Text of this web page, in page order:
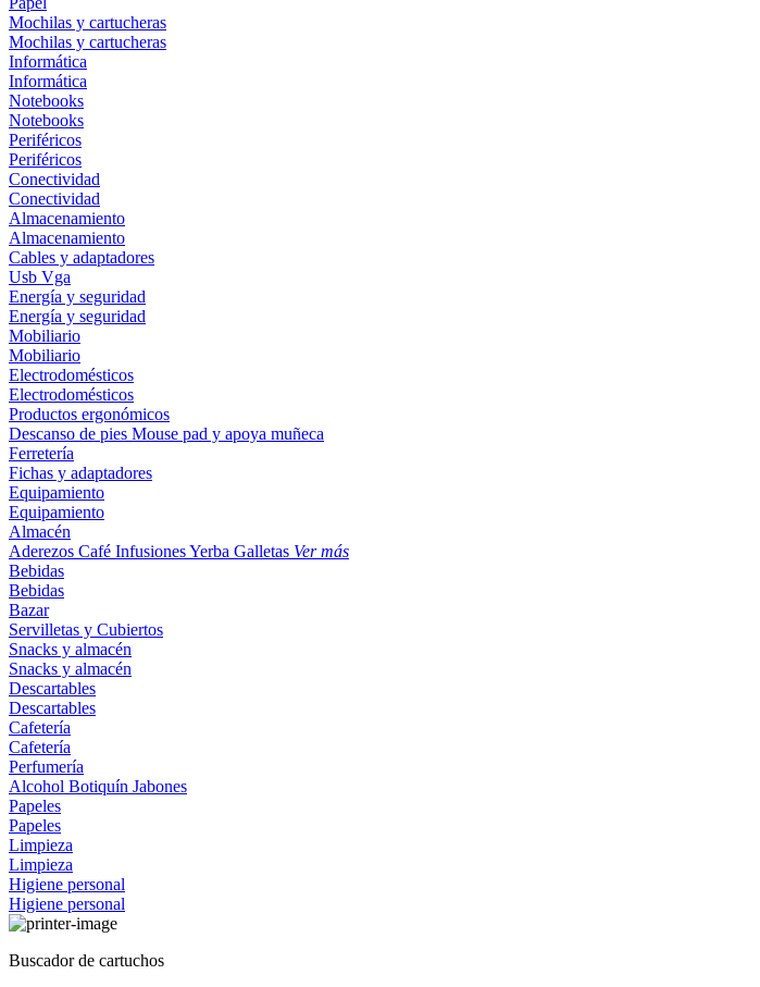
Mochilas y cartucheras
Mochilas y cartucheras
Informática
Informática
Notebooks
Notebooks
Periféricos
Periféricos
Conectividad
Conectividad
Almacenamiento
Almacenamiento
Cables y adaptadores
Usb Vga
Energía y seguridad
Energía y seguridad
Mobiliario
Mobiliario
Electrodomésticos
Electrodomésticos
Productos ergonómicos
Descanso de pies Mouse pad y apoya muñeca
Ferretería
Fichas y adaptadores
Equipamiento
Equipamiento
Almacén
Aderezos Café InfusionesYerba Galletas Ver más
Bebidas
Bebidas
Bazar
Servilletas y Cubiertos
Snacks y almacén
Snacks y almacén
Descartables
Descartables
Cafetería
Cafetería
Perfumería
Alcohol Botiquín Jabones
Papeles
Papeles
Limpieza
Limpieza
Higiene personal
Higiene personal
Buscador de cartuchos